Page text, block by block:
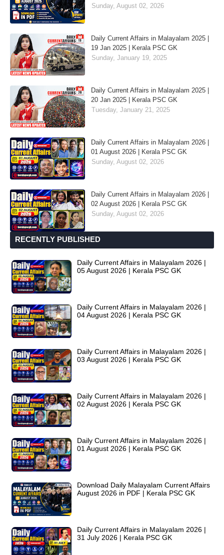
Sunday, August 02, 2026
Daily Current Affairs in Malayalam 2025 |
19 Jan 2025 | Kerala PSC GK
Sunday, January 19, 2025
Daily Current Affairs in Malayalam 2025 |
20 Jan 2025 | Kerala PSC GK
Tuesday, January 21, 2025
Daily Current Affairs in Malayalam 2026 |
01 August 2026 | Kerala PSC GK
Sunday, August 02, 2026
Daily Current Affairs in Malayalam 2026 |
02 August 2026 | Kerala PSC GK
Sunday, August 02, 2026
RECENTLY PUBLISHED
Daily Current Affairs in Malayalam 2026 |
05 August 2026 | Kerala PSC GK
Daily Current Affairs in Malayalam 2026 |
04 August 2026 | Kerala PSC GK
Daily Current Affairs in Malayalam 2026 |
03 August 2026 | Kerala PSC GK
Daily Current Affairs in Malayalam 2026 |
02 August 2026 | Kerala PSC GK
Daily Current Affairs in Malayalam 2026 |
01 August 2026 | Kerala PSC GK
Download Daily Malayalam Current Affairs
August 2026 in PDF | Kerala PSC GK
Daily Current Affairs in Malayalam 2026 |
31 July 2026 | Kerala PSC GK